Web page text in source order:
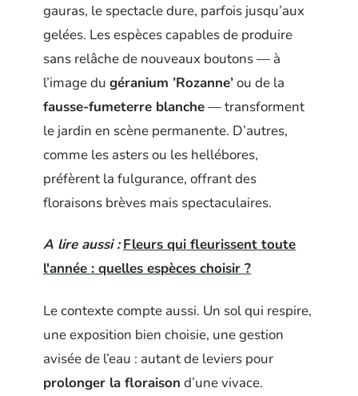
gauras, le spectacle dure, parfois jusqu’aux
gelées. Les espèces capables de produire
sans relâche de nouveaux boutons — à
l’image du géranium ’Rozanne’ou de la
fausse-fumeterre blanche— transforment
le jardin en scène permanente. D’autres,
comme les asters ou les hellébores,
préfèrent la fulgurance, offrant des
floraisons brèves mais spectaculaires.
A lire aussi : Fleurs qui fleurissent toute
l'année : quelles espèces choisir ?
Le contexte compte aussi. Un sol qui respire,
une exposition bien choisie, une gestion
avisée de l’eau : autant de leviers pour
prolonger la floraison d’une vivace.